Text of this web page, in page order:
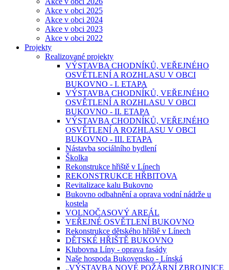
Akce v obci 2025
Akce v obci 2024
Akce v obci 2023
Akce v obci 2022
Projekty
Realizované projekty
VÝSTAVBA CHODNÍKŮ, VEŘEJNÉHO
OSVĚTLENÍ A ROZHLASU V OBCI
BUKOVNO - I. ETAPA
VÝSTAVBA CHODNÍKŮ, VEŘEJNÉHO
OSVĚTLENÍ A ROZHLASU V OBCI
BUKOVNO - II. ETAPA
VÝSTAVBA CHODNÍKŮ, VEŘEJNÉHO
OSVĚTLENÍ A ROZHLASU V OBCI
BUKOVNO - III. ETAPA
Nástavba sociálního bydlení
Školka
Rekonstrukce hřiště v Línech
REKONSTRUKCE HŘBITOVA
Revitalizace kalu Bukovno
Bukovno odbahnění a oprava vodní nádrže u
kostela
VOLNOČASOVÝ AREÁL
VEŘEJNÉ OSVĚTLENÍ BUKOVNO
Rekonstrukce dětského hřiště v Línech
DĚTSKÉ HŘIŠTĚ BUKOVNO
Klubovna Líny - oprava fasády
Naše hospoda Bukovensko - Línská
„VÝSTAVBA NOVÉ POŽÁRNÍ ZBROJNICE